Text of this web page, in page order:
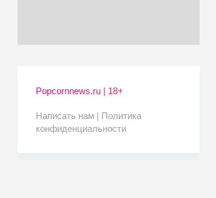
Popcornnews.ru | 18+
Написать нам | Политика
конфиденциальности